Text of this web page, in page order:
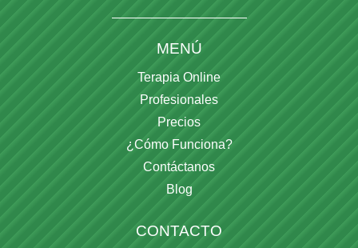
MENÚ
Terapia Online
Profesionales
Precios
¿Cómo Funciona?
Contáctanos
Blog
CONTACTO